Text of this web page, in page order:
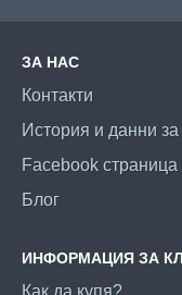
ЗА НАС
Контакти
История и данни
Facebook страница
Блог
ИНФОРМАЦИЯ ЗА